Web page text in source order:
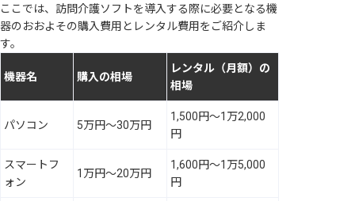
ここでは、訪問介護ソフトを導入する際に必要となる機
器のおおよその購入費用とレンタル費用をご紹介しま
す。
機器名 購入の相場
レンタル（月額）の
相場
パソコン 5万円～30万円
1,500円～1万2,000
円
スマートフ
ォン
1万円～20万円
1,600円～1万5,000
円